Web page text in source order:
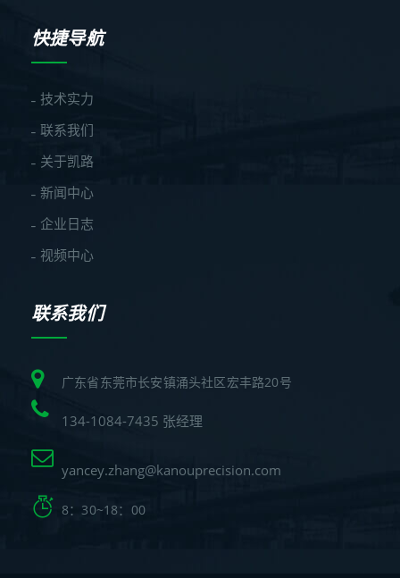
快捷导航
技术实力
联系我们
关于凯路
新闻中心
企业日志
视频中心
联系我们
广东省东莞市长安镇涌头社区宏丰路20号
134-1084-7435 张经理
yancey.zhang@kanouprecision.com
8：30~18：00